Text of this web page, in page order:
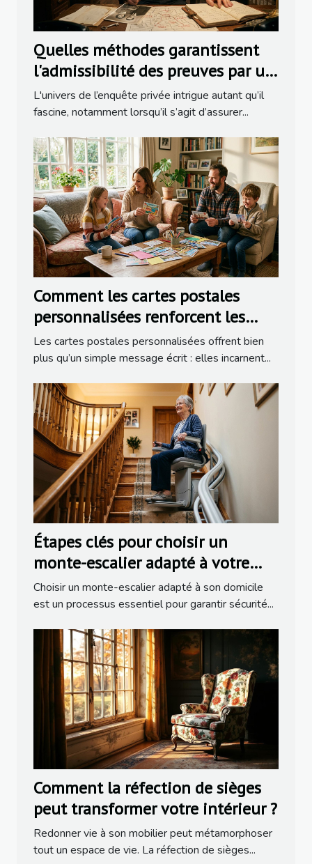
Quelles méthodes garantissent
l'admissibilité des preuves par un
détective ?
L'univers de l’enquête privée intrigue autant qu’il
fascine, notamment lorsqu’il s’agit d’assurer...
Comment les cartes postales
personnalisées renforcent les
liens familiaux ?
Les cartes postales personnalisées offrent bien
plus qu’un simple message écrit : elles incarnent...
Étapes clés pour choisir un
monte-escalier adapté à votre
domicile
Choisir un monte-escalier adapté à son domicile
est un processus essentiel pour garantir sécurité...
Comment la réfection de sièges
peut transformer votre intérieur ?
Redonner vie à son mobilier peut métamorphoser
tout un espace de vie. La réfection de sièges...